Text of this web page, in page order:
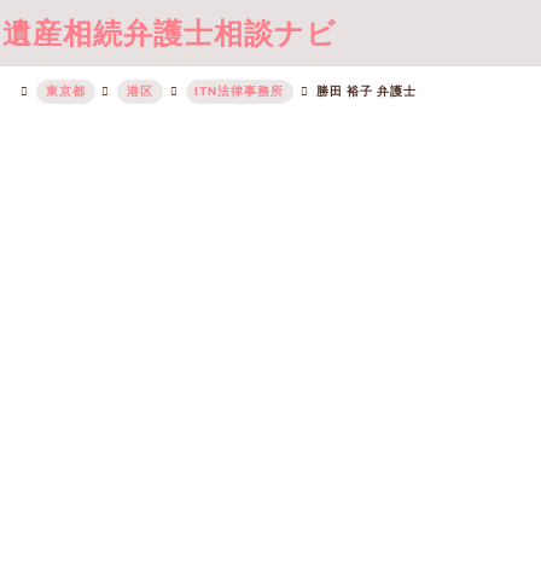
遺産相続弁護士相談ナビ
東京都 港区 ITN法律事務所 勝田 裕子 弁護士